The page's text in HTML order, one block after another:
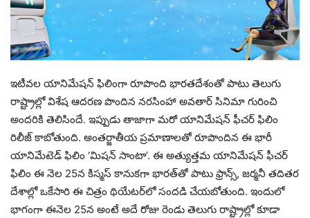
ఇటీవల యానిమేషన్‌ ఫిలింగా రూపొంది భారతదేశంతో పాటు తెలుగు
రాష్ట్రాల్లో విశేష ఆదరణ పొందిన నరసింహా అవతార్‌ సినిమా గురించి
అందరికి తెలిసిందే. ఇప్పుడు తాజాగా మరో యానిమేషన్‌ ఫీచర్‌ ఫిలిం
రిలీజ్‌ కాబోతుంది. అంతర్జాతీయ ప్రమాణాలతో రూపొందిన ఈ భారీ
యానిమేటెడ్‌ ఫిలిం ‘మిషన్‌ సాంటా’. ఈ అత్యుత్తమ యానిమేషన్‌ ఫీచర్‌
ఫిలిం ఈ నెల 25న కిస్మస్‌ కానుకగా భారత్‌తో పాటు ఫ్రాన్స్‌, జర్మనీ తదితర
దేశాల్లో ఒకేసారి ఈ చిత్రం థియేటర్‌లో సందడి చేయబోతుంది. ఇందులో
భాగంగా ఈనెల 25న అంటే అదే రోజు రెండు తెలుగు రాష్ట్రాల్లో కూడా